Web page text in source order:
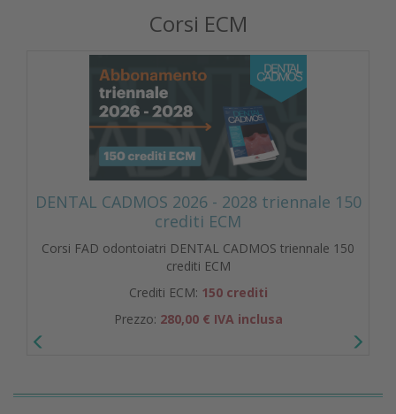
Corsi ECM
DENTAL CADMOS 2026 - 2028 triennale 150
crediti ECM
Corsi FAD odontoiatri DENTAL CADMOS triennale 150
crediti ECM
Crediti ECM: 150 crediti
Prezzo: 280,00 € IVA inclusa